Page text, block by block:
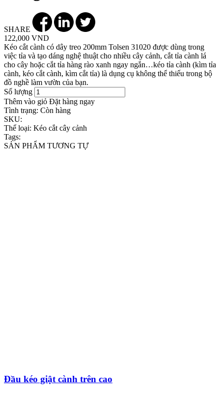
SHARE
122,000 VND
Kéo cắt cành có dây treo 200mm Tolsen 31020 được dùng trong
việc tỉa và tạo dáng nghệ thuật cho nhiều cây cảnh, cắt tỉa cành lá
cho cây hoặc cắt tỉa hàng rào xanh ngay ngắn…kéo tỉa cành (kìm tỉa
cành, kéo cắt cành, kìm cắt tỉa) là dụng cụ không thể thiếu trong bộ
đồ nghề làm vườn của bạn.
Số lượng
Thêm vào giỏ Đặt hàng ngay
Tình trạng: Còn hàng
SKU:
Thể loại: Kéo cắt cây cảnh
Tags:
SẢN PHẨM TƯƠNG TỰ
Đầu kéo giật cành trên cao